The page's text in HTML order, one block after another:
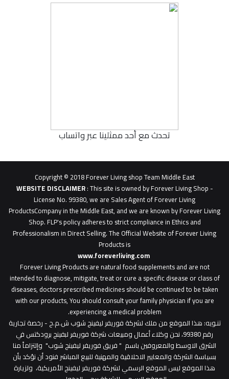
تحدث مع أحد ممثلينا عبر واتساب
Copyright © 2018 Forever Living shop Team Middle East
WEBSITE DISCLAIMER: This site is owned by Forever Living Shop -
License No. 99380, we are Sales Agent of Forever Living
ProductsCompany in the Middle East, and we are known by Forever Living
Shop. FLP's policy adheres to strict compliance in Ethics and
Professionalism in Direct Selling. The Official Website of Forever Living
Products is
www.foreverliving.com
Forever Living Products are natural food supplements and are not
intended to diagnose, mitigate, treat or cure a specific disease or class of
diseases, doctors prescribed medicines should be continued to be taken
with our products, You should consult your family physician if you are
experiencing a medical problem.
تنـويه: هذا الموقع من ملك لشركة فوريفر ليفينج شوب ش.م.ح - رخصة تجارية
رقم 99380، نحن وكلاء أعمال ومبيعات شركة فوريفر لبفينج برودكتس في
الشرق الاوسط والمعروفين باسم " فريق فوريفر ليفينج شوب" وإلتزاماً منا
بسياسة الشركة والمعايير الاخلاقية والمهنية للبيع المباشر فنود أن نؤكد بأن
هذا الموقع ليس الموقع الرسمي لشركة فوريفر ليفينج الأمريكية، ولزيارة